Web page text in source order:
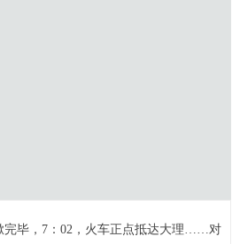
完毕，7：02，火车正点抵达大理……对